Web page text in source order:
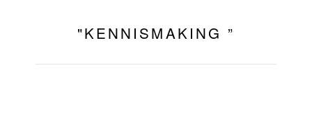
"KENNISMAKING ”